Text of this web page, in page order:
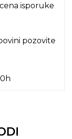
isporuke
pozovite